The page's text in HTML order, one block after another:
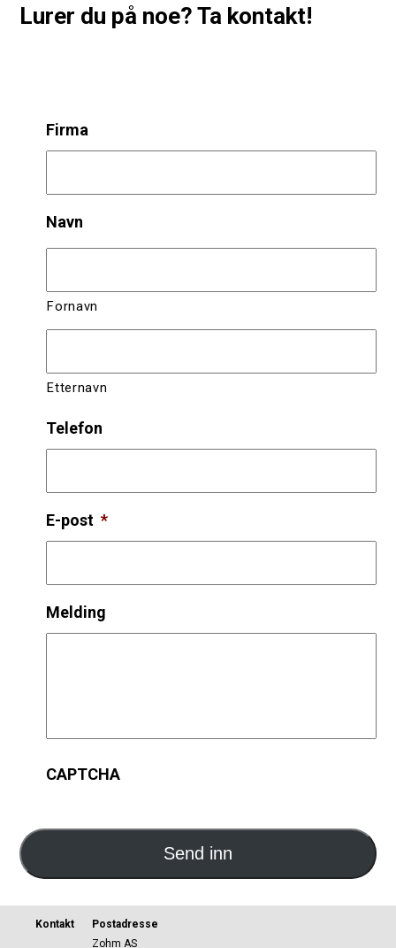
Lurer du på noe? Ta kontakt!
Firma
Navn
Fornavn
Etternavn
Telefon
E-post *
Melding
CAPTCHA
Send inn
Kontakt
Postadresse
Zohm AS